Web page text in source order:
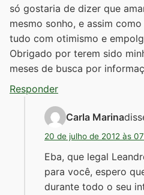
só gostaria de dizer que
mesmo sonho, e assim
tudo com otimismo e
Obrigado por terem sido
meses de busca por
Responder
Carla Marina
20 de julho de 2012 às
Eba, que legal
para você, espero
durante todo o seu